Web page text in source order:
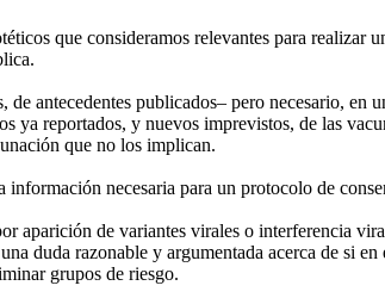
que consideramos relevantes para realizar
antecedentes publicados– pero necesario,
reportados, y nuevos imprevistos, de las
que no los implican.
información necesaria para un protocolo de
aparición de variantes virales o interferencia
duda razonable y argumentada acerca de si
grupos de riesgo.